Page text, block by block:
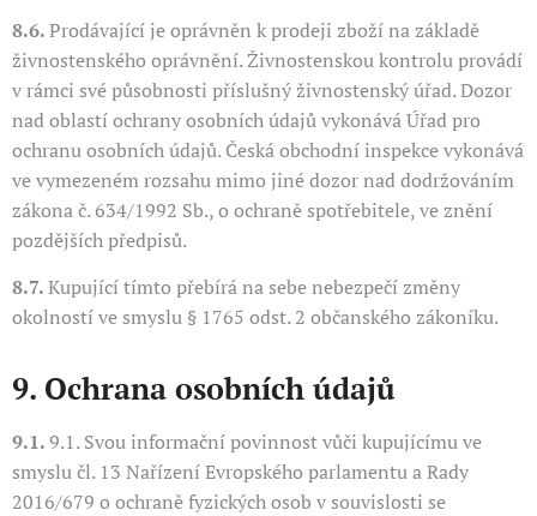
8.6.Prodávající je oprávněn k prodeji zboží na základě
živnostenského oprávnění. Živnostenskou kontrolu provádí
v rámci své působnosti příslušný živnostenský úřad. Dozor
nad oblastí ochrany osobních údajů vykonává Úřad pro
ochranu osobních údajů. Česká obchodní inspekce vykonává
ve vymezeném rozsahu mimo jiné dozor nad dodržováním
zákona č. 634/1992 Sb., o ochraně spotřebitele, ve znění
pozdějších předpisů.
8.7.Kupující tímto přebírá na sebe nebezpečí změny
okolností ve smyslu § 1765 odst. 2 občanského zákoníku.
9. Ochrana osobních údajů
9.1.9.1. Svou informační povinnost vůči kupujícímu ve
smyslu čl. 13 Nařízení Evropského parlamentu a Rady
2016/679 o ochraně fyzických osob v souvislosti se